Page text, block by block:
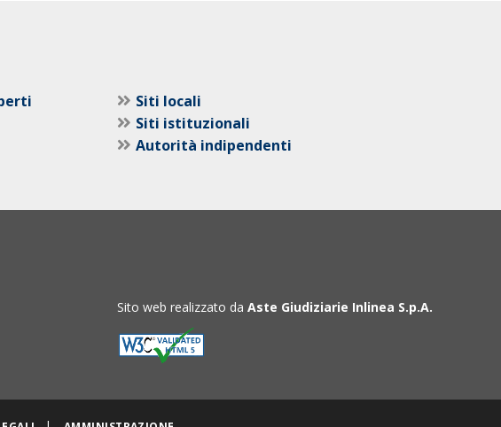
Siti locali
Siti istituzionali
Autorità indipendenti
Sito web realizzato da Aste Giudiziarie Inlinea S.p.A.